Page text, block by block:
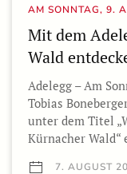
AM SONNTAG, 9.
Mit dem
Wald
Adelegg – Am
Tobias
unter dem Titel
Kürnacher Wald“
7. AUGUST